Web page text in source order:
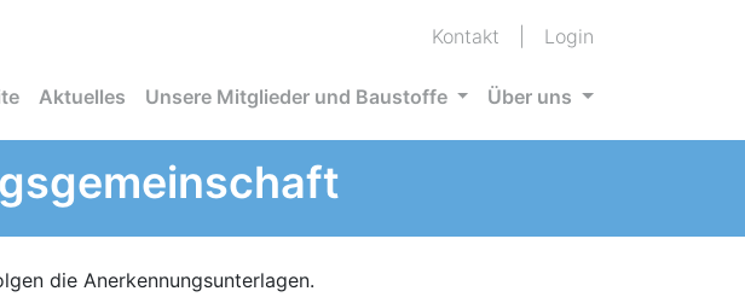
Kontakt Login
Aktuelles Unsere Mitglieder und Baustoffe Über uns
die Anerkennungsunterlagen.